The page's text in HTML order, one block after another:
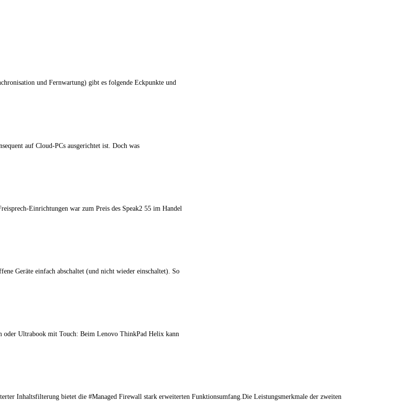
und Fernwartung) gibt es folgende Eckpunkte und
auf Cloud-PCs ausgerichtet ist. Doch was
Einrichtungen war zum Preis des Speak2 55 im Handel
Geräte einfach abschaltet (und nicht wieder einschaltet). So
oder Ultrabook mit Touch: Beim Lenovo ThinkPad Helix kann
Inhaltsfilterung bietet die #Managed Firewall stark erweiterten Funktionsumfang.Die Leistungsmerkmale der zweiten